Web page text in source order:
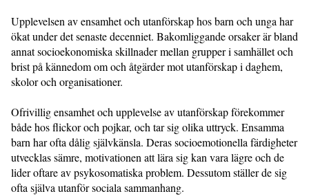
Upplevelsen av ensamhet och utanförskap hos barn och unga har
ökat under det senaste decenniet. Bakomliggande orsaker är bland
annat socioekonomiska skillnader mellan grupper i samhället och
brist på kännedom om och åtgärder mot utanförskap i daghem,
skolor och organisationer.
Ofrivillig ensamhet och upplevelse av utanförskap förekommer
både hos flickor och pojkar, och tar sig olika uttryck. Ensamma
barn har ofta dålig självkänsla. Deras socioemotionella färdigheter
utvecklas sämre, motivationen att lära sig kan vara lägre och de
lider oftare av psykosomatiska problem. Dessutom ställer de sig
ofta själva utanför sociala sammanhang.